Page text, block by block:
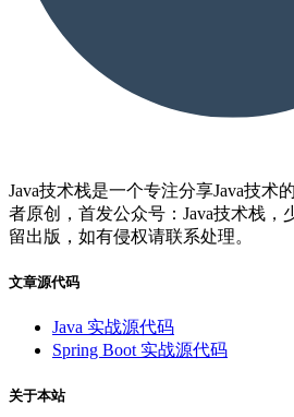
Java技术栈是一个专注分享Java技术
者原创，首发公众号：Java技术栈，
留出版，如有侵权请联系处理。
文章源代码
Java 实战源代码
Spring Boot 实战源代码
关于本站